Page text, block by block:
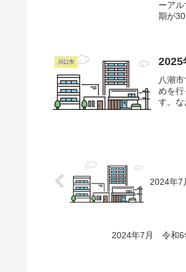
ーア
期が
川口市 2025
八潮
めを
す。な
2024年7
2024年7月 令和6